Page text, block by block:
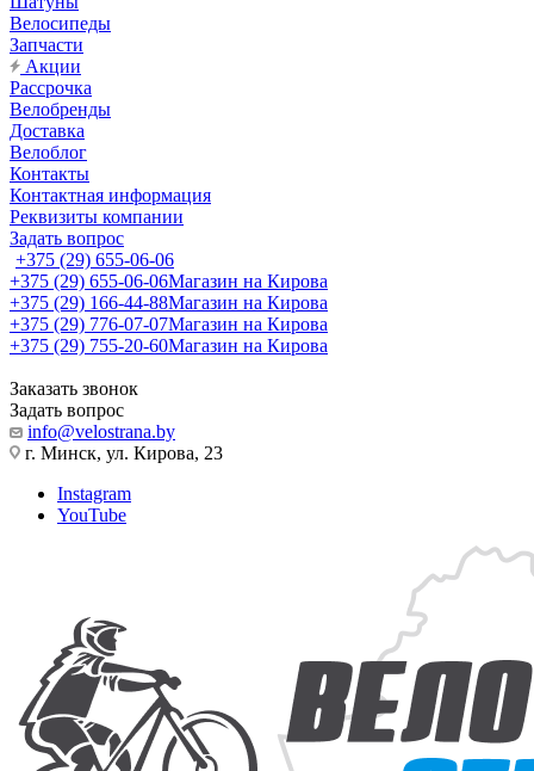
Велосипеды
Запчасти
Акции
Рассрочка
Велобренды
Доставка
Велоблог
Контакты
Контактная информация
Реквизиты компании
Задать вопрос
+375 (29) 655-06-06
+375 (29) 655-06-06Магазин на Кирова
+375 (29) 166-44-88Магазин на Кирова
+375 (29) 776-07-07Магазин на Кирова
+375 (29) 755-20-60Магазин на Кирова
Заказать звонок
Задать вопрос
info@velostrana.by
г. Минск, ул. Кирова, 23
Instagram
YouTube